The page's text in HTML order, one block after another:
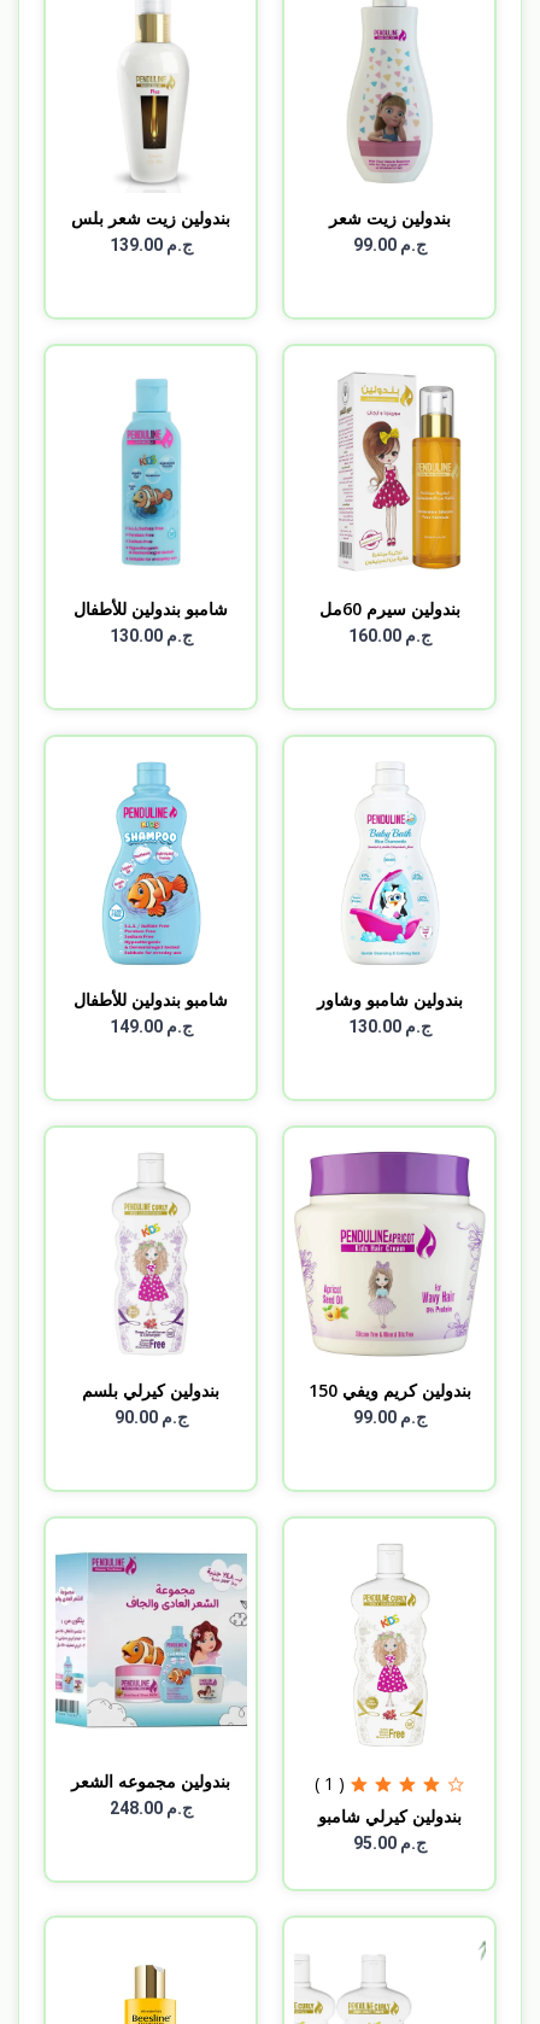
بندولين زيت شعر
اطفال ع...
ج.م 99.00
بندولين زيت شعر بلس
120...ج.م 139.00
بندولين سيرم 60مل
ج.م 160.00
شامبو بندولين للأطفال
6...ج.م 130.00
بندولين شامبو وشاور
بيب...ج.م 130.00
شامبو بندولين للأطفال
4...ج.م 149.00
بندولين كريم ويفي 150
م...ج.م 99.00
بندولين كيرلي بلسم
300...ج.م 90.00
( 1 )
بندولين كيرلي شامبو
300...ج.م 95.00
بندولين مجموعه الشعر
ال...ج.م 248.00